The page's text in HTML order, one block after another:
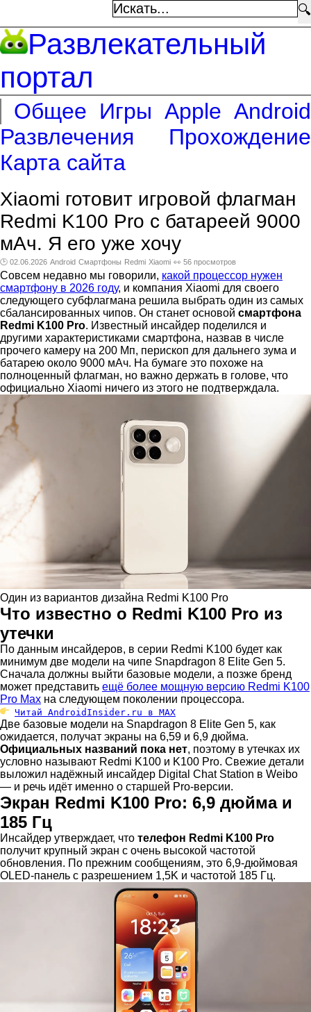
🔍
Развлекательный
портал
Общее Игры Apple Android
Развлечения
Прохождение
Карта сайта
Xiaomi готовит игровой флагман
Redmi K100 Pro с батареей 9000
мАч. Я его уже хочу
🕑 02.06.2026 Android Смартфоны Redmi Xiaomi 👀 56 просмотров
Совсем недавно мы говорили, какой процессор нужен
смартфону в 2026 году, и компания Xiaomi для своего
следующего субфлагмана решила выбрать один из самых
сбалансированных чипов. Он станет основой смартфона
Redmi K100 Pro. Известный инсайдер поделился и
другими характеристиками смартфона, назвав в числе
прочего камеру на 200 Мп, перископ для дальнего зума и
батарею около 9000 мАч. На бумаге это похоже на
полноценный флагман, но важно держать в голове, что
официально Xiaomi ничего из этого не подтверждала.
Один из вариантов дизайна Redmi K100 Pro
Что известно о Redmi K100 Pro из
утечки
По данным инсайдеров, в серии Redmi K100 будет как
минимум две модели на чипе Snapdragon 8 Elite Gen 5.
Сначала должны выйти базовые модели, а позже бренд
может представить ещё более мощную версию Redmi K100
Pro Max на следующем поколении процессора.
Читай AndroidInsider.ru в MAX
Две базовые модели на Snapdragon 8 Elite Gen 5, как
ожидается, получат экраны на 6,59 и 6,9 дюйма.
Официальных названий пока нет, поэтому в утечках их
условно называют Redmi K100 и K100 Pro. Свежие детали
выложил надёжный инсайдер Digital Chat Station в Weibo
— и речь идёт именно о старшей Pro-версии.
Экран Redmi K100 Pro: 6,9 дюйма и
185 Гц
Инсайдер утверждает, что телефон Redmi K100 Pro
получит крупный экран с очень высокой частотой
обновления. По прежним сообщениям, это 6,9-дюймовая
OLED-панель с разрешением 1,5K и частотой 185 Гц.